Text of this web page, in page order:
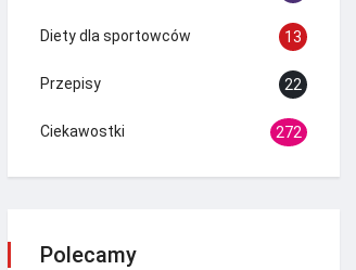
Diety dla sportowców 13
Przepisy 22
Ciekawostki 272
Polecamy